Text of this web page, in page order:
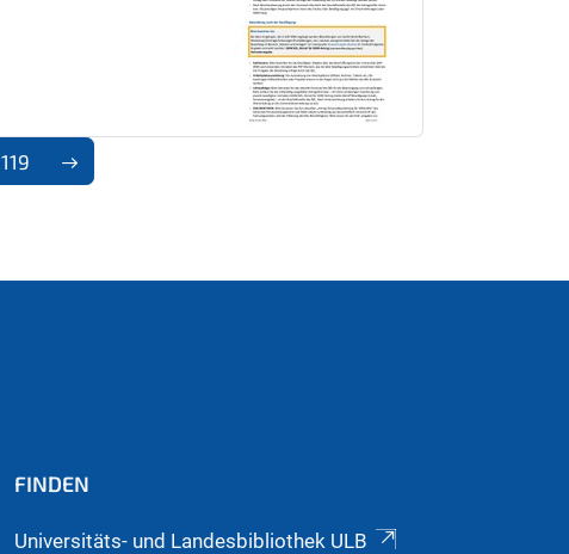
119
FINDEN
Universitäts- und Landesbibliothek ULB